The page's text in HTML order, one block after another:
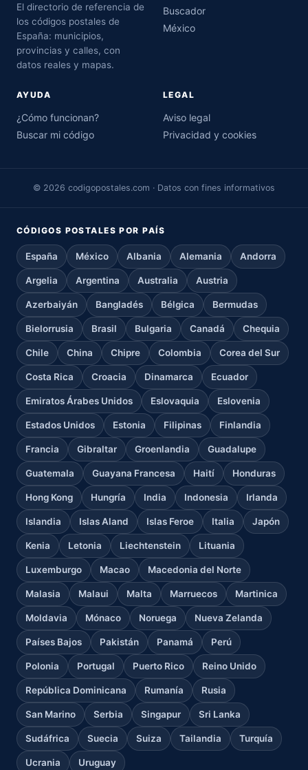
El directorio de referencia de
los códigos postales de
España: municipios,
provincias y calles, con
datos reales y mapas.
Buscador
México
AYUDA
¿Cómo funcionan?
Buscar mi código
LEGAL
Aviso legal
Privacidad y cookies
© 2026 codigopostales.com · Datos con fines informativos
CÓDIGOS POSTALES POR PAÍS
España México Albania Alemania Andorra
Argelia Argentina Australia Austria
Azerbaiyán Bangladés Bélgica Bermudas
Bielorrusia Brasil Bulgaria Canadá Chequia
Chile China Chipre Colombia Corea del Sur
Costa Rica Croacia Dinamarca Ecuador
Emiratos Árabes Unidos Eslovaquia Eslovenia
Estados Unidos Estonia Filipinas Finlandia
Francia Gibraltar Groenlandia Guadalupe
Guatemala Guayana Francesa Haití Honduras
Hong Kong Hungría India Indonesia Irlanda
Islandia Islas Aland Islas Feroe Italia Japón
Kenia Letonia Liechtenstein Lituania
Luxemburgo Macao Macedonia del Norte
Malasia Malaui Malta Marruecos Martinica
Moldavia Mónaco Noruega Nueva Zelanda
Países Bajos Pakistán Panamá Perú
Polonia Portugal Puerto Rico Reino Unido
República Dominicana Rumanía Rusia
San Marino Serbia Singapur Sri Lanka
Sudáfrica Suecia Suiza Tailandia Turquía
Ucrania Uruguay